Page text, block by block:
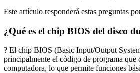
Este artículo responderá estas preguntas
¿Qué es el chip BIOS del disco
? El chip BIOS (Basic Input/Output
principalmente el código de programa
computadora, lo que permite funciones